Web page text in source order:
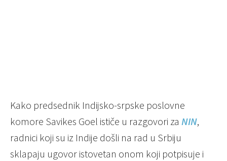
Kako predsednik Indijsko-srpske poslovne
komore Savikes Goel ističe u razgovori za NIN,
radnici koji su iz Indije došli na rad u Srbiju
sklapaju ugovor istovetan onom koji potpisuje i